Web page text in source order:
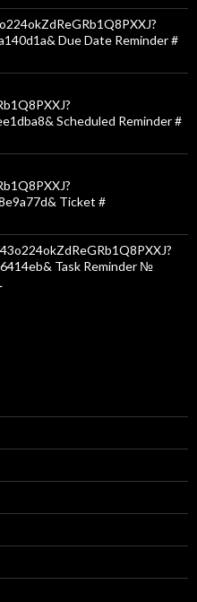
Due Date Reminder #
Scheduled Reminder #
Ticket #
Task Reminder №